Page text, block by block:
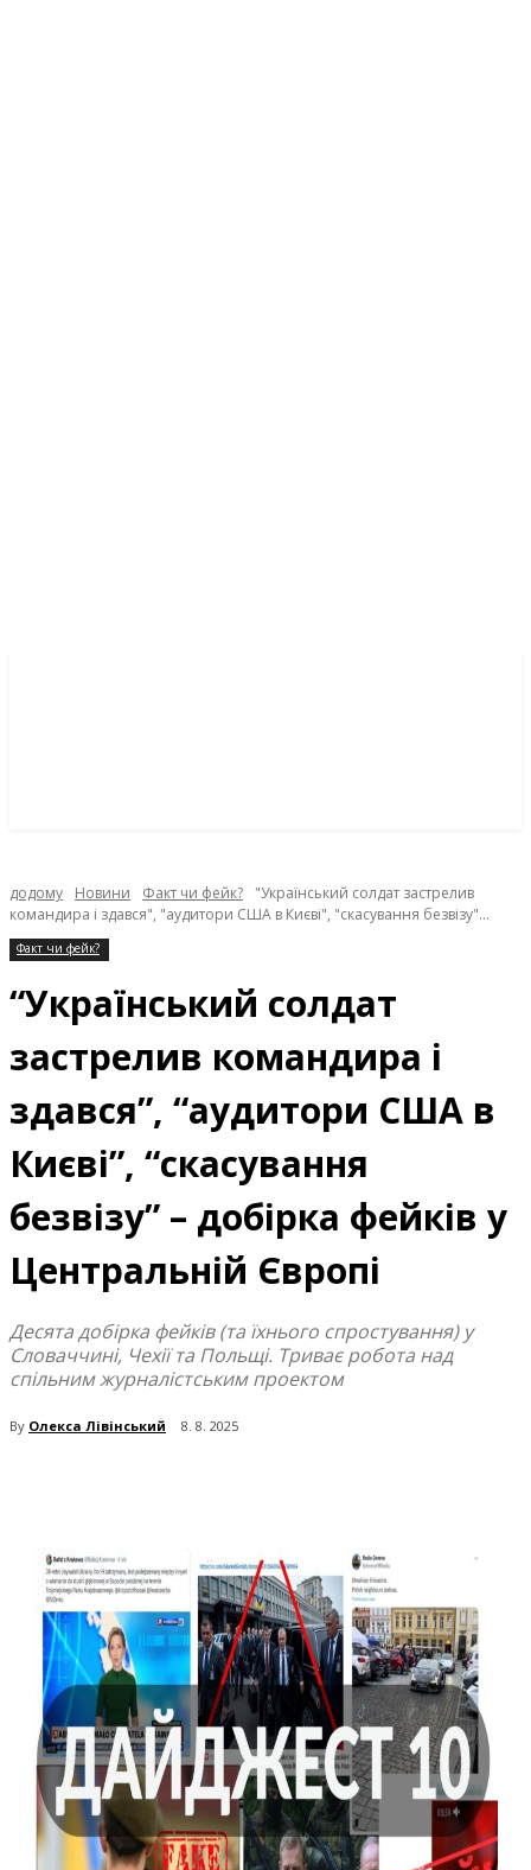
додому Новини Факт чи фейк?
"Український солдат застрелив
командира і здався", "аудитори США в Києві", "скасування безвізу"...
Факт чи фейк?
“Український солдат
застрелив командира і
здався”, “аудитори США в
Києві”, “скасування
безвізу” – добірка фейків у
Центральній Європі
Десята добірка фейків (та їхнього спростування) у
Словаччині, Чехії та Польщі. Триває робота над
спільним журналістським проектом
By Олекса Лівінський 8. 8. 2025